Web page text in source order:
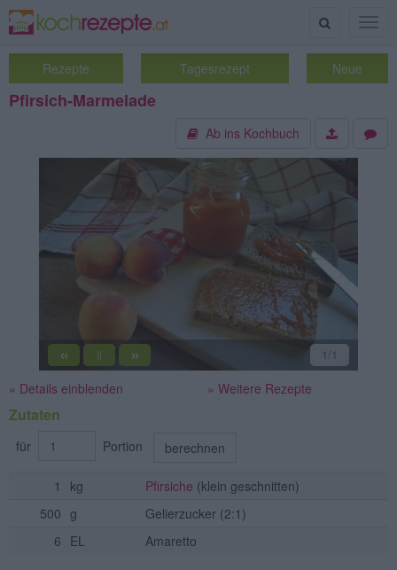
Suche
Rezepte Tagesrezept Neue
Pfirsich-Marmelade
Ab ins Kochbuch
« || » 1 /1
» Details einblenden » Weitere Rezepte
Zutaten
für Portion berechnen
1 kg Pfirsiche (klein geschnitten)
500 g Gelierzucker (2:1)
6 EL Amaretto